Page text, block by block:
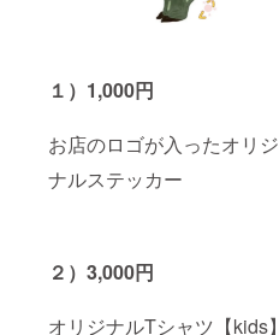
１）1,000円
お店のロゴが入ったオリジ
ナルステッカー
２） 3,000円
オリジナルTシャツ【kids】